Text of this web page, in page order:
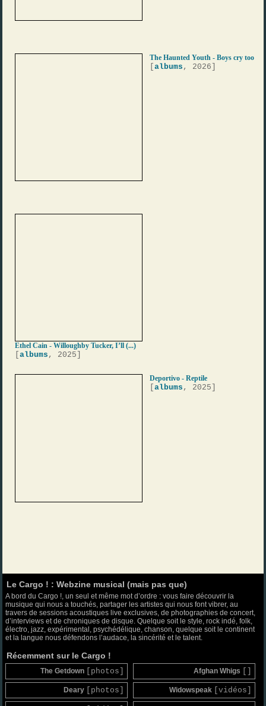
The Haunted Youth - Boys cry too
[albums , 2026]
Ethel Cain - Willoughby Tucker, I’ll (...)
[albums , 2025]
Deportivo - Reptile
[albums , 2025]
Le Cargo ! : Webzine musical (mais pas que)
A bord du Cargo !, un seul et même mot d’ordre : vous faire découvrir la
musique qui nous a touchés, partager les artistes qui nous font vibrer, au
travers de sessions acoustiques live exclusives, de photographies de concert,
d’interviews et de chroniques de disque. Quelque soit le style, rock indé, folk,
électro, jazz, expérimental, psychédélique, chanson, quelque soit le continent
et la langue nous défendons l’audace, la sincérité et le talent.
Récemment sur le Cargo !
The Getdown [photos] Afghan Whigs
Deary [photos] Widowspeak [vidéos]